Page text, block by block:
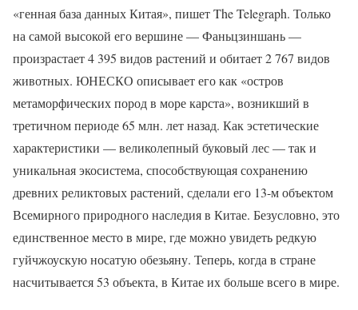
«генная база данных Китая», пишет The Telegraph. Только
на самой высокой его вершине — Фаньцзиншань —
произрастает 4 395 видов растений и обитает 2 767 видов
животных. ЮНЕСКО описывает его как «остров
метаморфических пород в море карста», возникший в
третичном периоде 65 млн. лет назад. Как эстетические
характеристики — великолепный буковый лес — так и
уникальная экосистема, способствующая сохранению
древних реликтовых растений, сделали его 13-м объектом
Всемирного природного наследия в Китае. Безусловно, это
единственное место в мире, где можно увидеть редкую
гуйчжоускую носатую обезьяну. Теперь, когда в стране
насчитывается 53 объекта, в Китае их больше всего в мире.